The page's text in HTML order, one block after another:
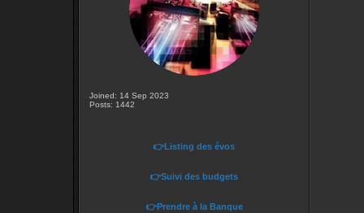
Joined: 14 Sep 2023
Posts: 1442
👉Listing des évos
👉Suivi des budgets
👉Prendre à la Banque